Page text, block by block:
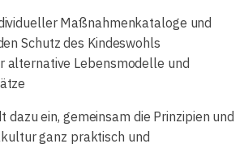
Maßnahmenkataloge und
Schutz des Kindeswohls
alternative Lebensmodelle und
dazu ein, gemeinsam die Prinzipien und
ganz praktisch und